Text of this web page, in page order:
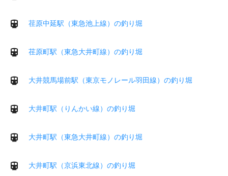
荏原中延駅（東急池上線）の釣り堀
荏原町駅（東急大井町線）の釣り堀
大井競馬場前駅（東京モノレール羽田線）の釣り堀
大井町駅（りんかい線）の釣り堀
大井町駅（東急大井町線）の釣り堀
大井町駅（京浜東北線）の釣り堀